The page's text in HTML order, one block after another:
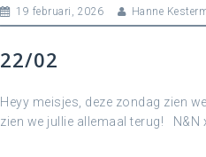
19 februari, 2026 Hanne
22/02
Heyy meisjes, deze zondag zien
zien we jullie allemaal terug! N&N